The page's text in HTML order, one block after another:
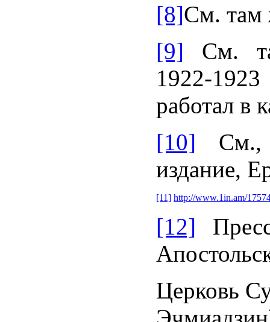
[8]См. там
[9] См.
1922-
работал в
[10] См.,
издание,
[11] http://www.1in.am/
[12]
Церковь